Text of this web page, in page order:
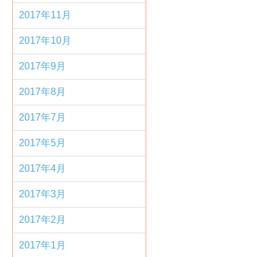
2017年11月
2017年10月
2017年9月
2017年8月
2017年7月
2017年5月
2017年4月
2017年3月
2017年2月
2017年1月